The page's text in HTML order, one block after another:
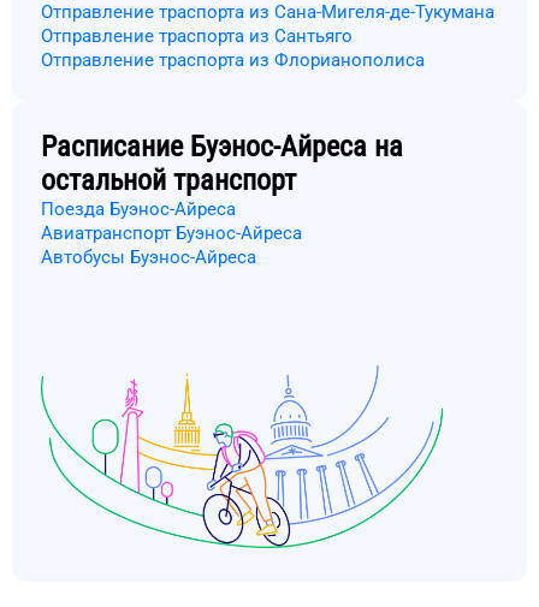
Отправление траспорта из Сана-Мигеля-де-Тукумана
Отправление траспорта из Сантьяго
Отправление траспорта из Флорианополиса
Расписание Буэнос-Айреса на
остальной транспорт
Поезда Буэнос-Айреса
Авиатранспорт Буэнос-Айреса
Автобусы Буэнос-Айреса